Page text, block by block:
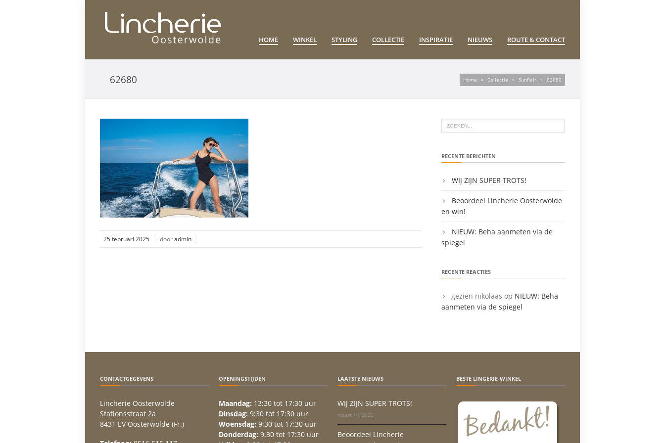
HOME WINKEL STYLING COLLECTIE INSPIRATIE NIEUWS ROUTE & CONTACT
62680 Home » Collectie » Sunflair » 62680
25 februari 2025 dooradmin
RECENTE BERICHTEN
WIJ ZIJN SUPER TROTS!
Beoordeel Lincherie Oosterwolde
en win!
NIEUW: Beha aanmeten via de
spiegel
RECENTE REACTIES
gezien nikolaas op NIEUW: Beha
aanmeten via de spiegel
CONTACTGEGEVENS
Lincherie Oosterwolde
Stationsstraat 2a
8431 EV Oosterwolde (Fr.)
OPENINGSTIJDEN
Maandag: 13:30 tot 17:30 uur
Dinsdag: 9:30 tot 17:30 uur
Woensdag: 9:30 tot 17:30 uur
Donderdag: 9.30 tot 17:30 uur
LAATSTE NIEUWS
WIJ ZIJN SUPER TROTS!
maart 14, 2022
Beoordeel Lincherie
BESTE LINGERIE-WINKEL